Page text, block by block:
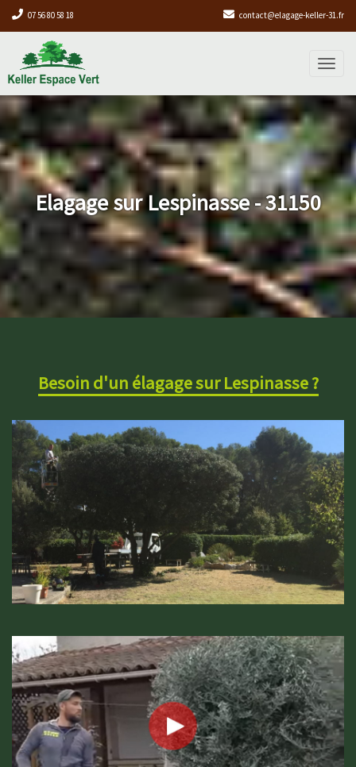
07 56 80 58 18 contact@elagage-keller-31.fr
Elagage sur Lespinasse - 31150
Besoin d'un élagage sur Lespinasse ?